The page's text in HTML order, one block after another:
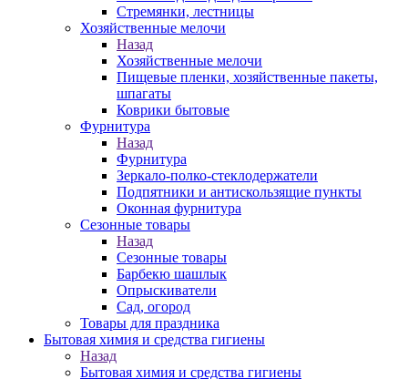
Стремянки, лестницы
Хозяйственные мелочи
Назад
Хозяйственные мелочи
Пищевые пленки, хозяйственные пакеты,
шпагаты
Коврики бытовые
Фурнитура
Назад
Фурнитура
Зеркало-полко-стеклодержатели
Подпятники и антискользящие пункты
Оконная фурнитура
Сезонные товары
Назад
Сезонные товары
Барбекю шашлык
Опрыскиватели
Сад, огород
Товары для праздника
Бытовая химия и средства гигиены
Назад
Бытовая химия и средства гигиены